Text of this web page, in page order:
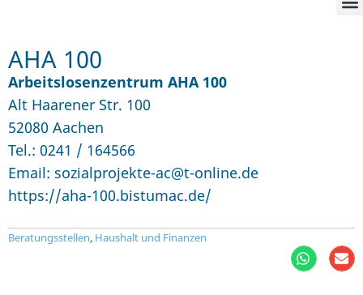
AHA 100
Arbeitslosenzentrum AHA 100
Alt Haarener Str. 100
52080 Aachen
Tel.: 0241 / 164566
Email: sozialprojekte-ac@t-online.de
https://aha-100.bistumac.de/
Beratungsstellen, Haushalt und Finanzen